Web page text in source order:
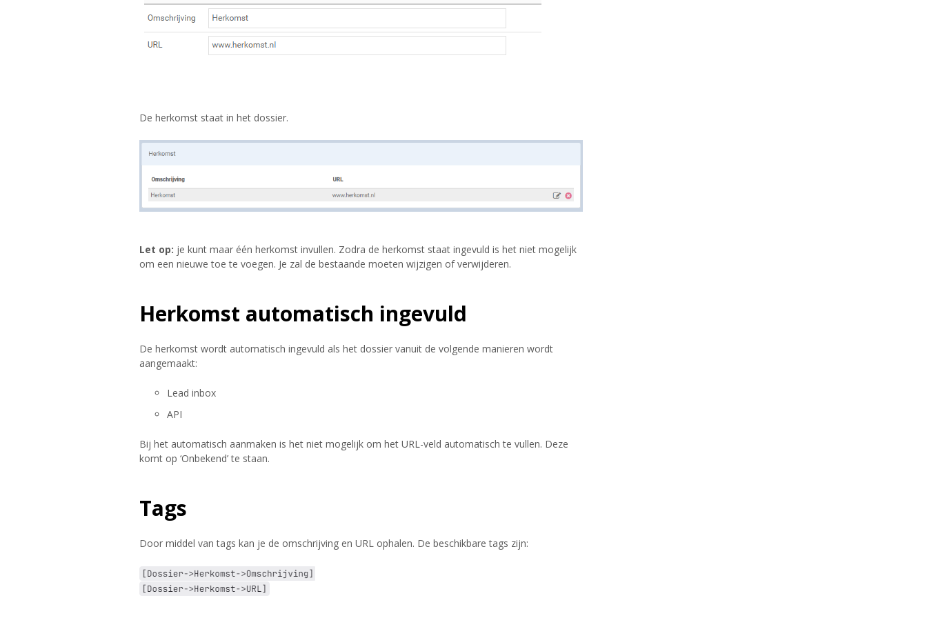
De herkomst staat in het dossier.
Let op: je kunt maar één herkomst invullen. Zodra de herkomst staat ingevuld is het niet mogelijk
om een nieuwe toe te voegen. Je zal de bestaande moeten wijzigen of verwijderen.
Herkomst automatisch ingevuld
De herkomst wordt automatisch ingevuld als het dossier vanuit de volgende manieren wordt
aangemaakt:
Lead inbox
API
Bij het automatisch aanmaken is het niet mogelijk om het URL-veld automatisch te vullen. Deze
komt op ‘Onbekend’ te staan.
Tags
Door middel van tags kan je de omschrijving en URL ophalen. De beschikbare tags zijn: